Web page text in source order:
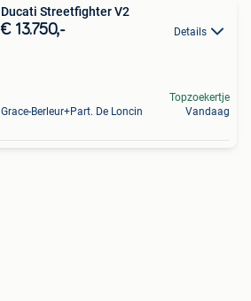
Ducati Streetfighter V2
€ 13.750,- Details
Grace-Berleur+Part. De Loncin
Topzoekertje
Vandaag